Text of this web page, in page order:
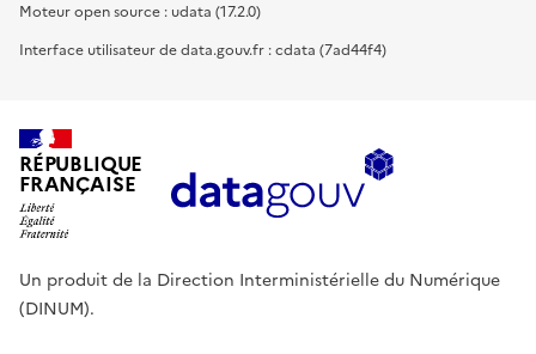
Moteur open source : udata (17.2.0)
Interface utilisateur de data.gouv.fr : cdata (7ad44f4)
RÉPUBLIQUE
FRANÇAISE
Un produit de la Direction Interministérielle du Numérique
(DINUM).